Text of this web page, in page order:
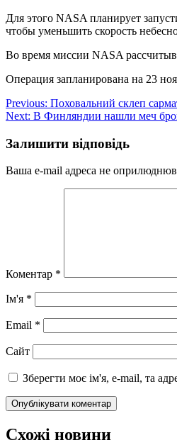
Для этого NASA планирует
чтобы уменьшить скорость
Во время миссии NASA
Операция запланирована на 23
Навігація
записів
Previous: Поховальний склеп
Next: В Финляндии нашли меч
Залишити відповідь
Ваша e-mail адреса не
Коментар *
Ім'я *
Email *
Сайт
Зберегти моє ім'я, e-mail, та
Схожі новини